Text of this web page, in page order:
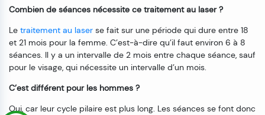
Combien de séances nécessite ce traitement au laser ?
Le traitement au laser se fait sur une période qui dure entre 18
et 21 mois pour la femme. C’est-à-dire qu’il faut environ 6 à 8
séances. Il y a un intervalle de 2 mois entre chaque séance, sauf
pour le visage, qui nécessite un intervalle d’un mois.
C’est différent pour les hommes ?
Oui, car leur cycle pilaire est plus long. Les séances se font donc